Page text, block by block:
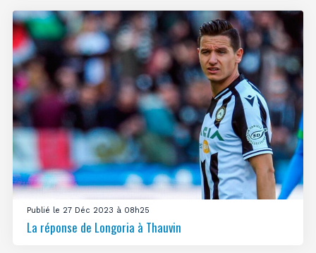
Publié le 27 Déc 2023 à 08h25
La réponse de Longoria à Thauvin